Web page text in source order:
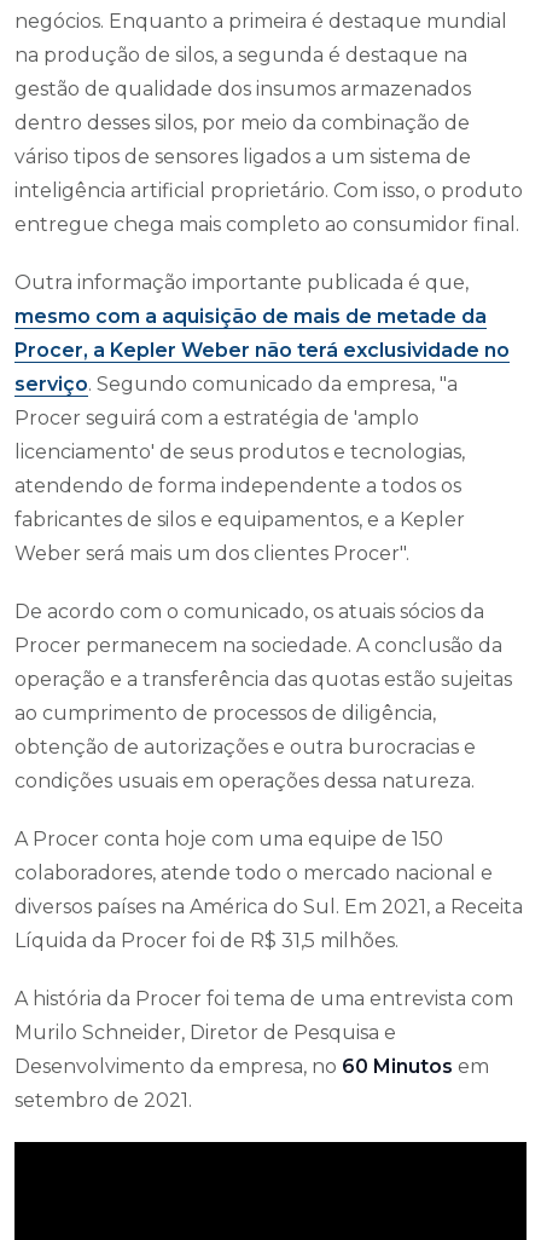
negócios. Enquanto a primeira é destaque mundial
na produção de silos, a segunda é destaque na
gestão de qualidade dos insumos armazenados
dentro desses silos, por meio da combinação de
váriso tipos de sensores ligados a um sistema de
inteligência artificial proprietário. Com isso, o produto
entregue chega mais completo ao consumidor final.
Outra informação importante publicada é que,
mesmo com a aquisição de mais de metade da
Procer, a Kepler Weber não terá exclusividade no
serviço. Segundo comunicado da empresa, "a
Procer seguirá com a estratégia de 'amplo
licenciamento' de seus produtos e tecnologias,
atendendo de forma independente a todos os
fabricantes de silos e equipamentos, e a Kepler
Weber será mais um dos clientes Procer".
De acordo com o comunicado, os atuais sócios da
Procer permanecem na sociedade. A conclusão da
operação e a transferência das quotas estão sujeitas
ao cumprimento de processos de diligência,
obtenção de autorizações e outra burocracias e
condições usuais em operações dessa natureza.
A Procer conta hoje com uma equipe de 150
colaboradores, atende todo o mercado nacional e
diversos países na América do Sul. Em 2021, a Receita
Líquida da Procer foi de R$ 31,5 milhões.
A história da Procer foi tema de uma entrevista com
Murilo Schneider, Diretor de Pesquisa e
Desenvolvimento da empresa, no 60 Minutos em
setembro de 2021.